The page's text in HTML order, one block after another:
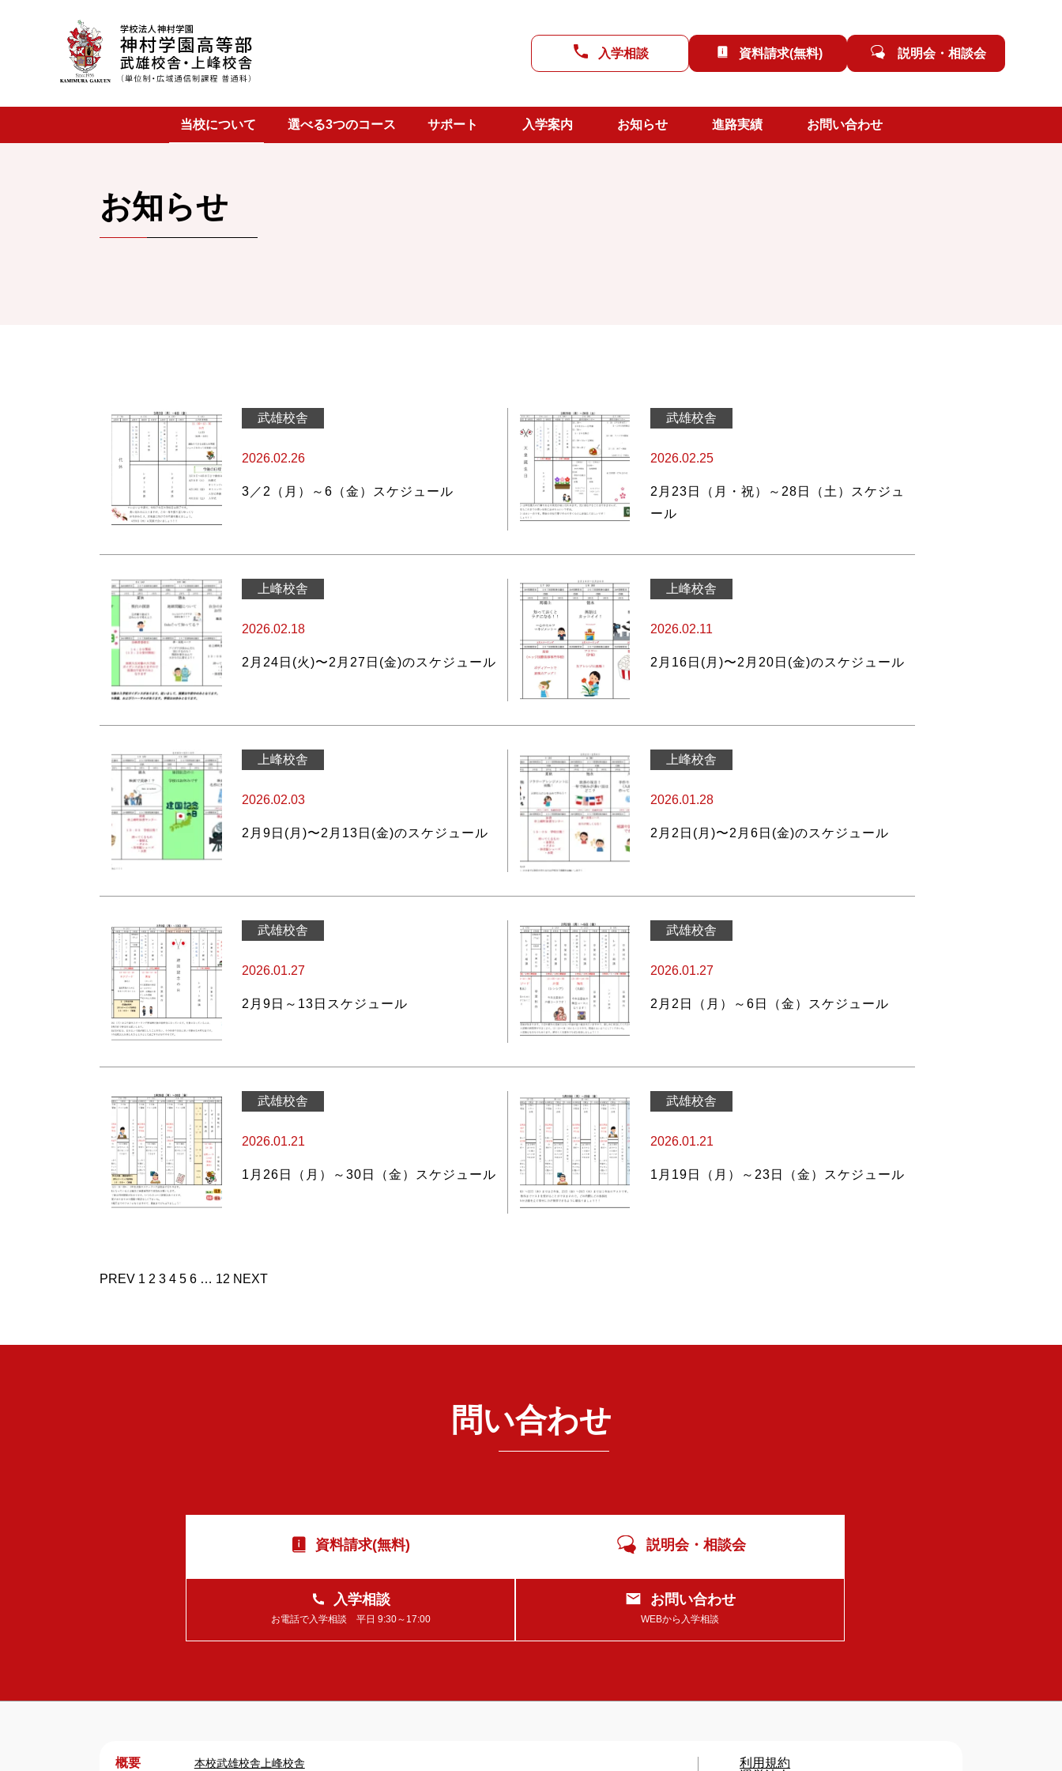
入学相談 資料請求(無料) 説明会・相談会
当校について
上峰校舎 選べる3つのコース サポート
生活支援 入学案内
上峰校舎 お知らせ 進路実績 お問い合わせ
お知らせ
武雄校舎
2026.02.26
3／2（月）～6（金）スケジュール
武雄校舎
2026.02.25
2月23日（月・祝）～28日（土）スケジュ
ール
上峰校舎
2026.02.18
2月24日(火)〜2月27日(金)のスケジュール
上峰校舎
2026.02.11
2月16日(月)〜2月20日(金)のスケジュール
上峰校舎
2026.02.03
2月9日(月)〜2月13日(金)のスケジュール
上峰校舎
2026.01.28
2月2日(月)〜2月6日(金)のスケジュール
武雄校舎
2026.01.27
2月9日～13日スケジュール
武雄校舎
2026.01.27
2月2日（月）～6日（金）スケジュール
武雄校舎
2026.01.21
1月26日（月）～30日（金）スケジュール
武雄校舎
2026.01.21
1月19日（月）～23日（金）スケジュール
投
PREV 1 2 3 4 5 6 … 12 NEXT
問い合わせ
資料請求(無料) 説明会・相談会
入学相談
お電話で入学相談 平日 9:30～17:00
お問い合わせ
WEBから入学相談
概要 本校武雄校舎 上峰校舎
利用規約